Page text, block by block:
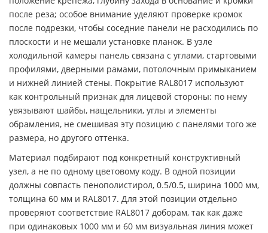
после реза; особое внимание уделяют проверке кромок
после подрезки, чтобы соседние панели не расходились по
плоскости и не мешали установке планок. В узле
холодильной камеры панель связана с углами, стартовыми
профилями, дверными рамами, потолочным примыканием
и нижней линией стены. Покрытие RAL8017 используют
как контрольный признак для лицевой стороны: по нему
увязывают шайбы, нащельники, углы и элементы
обрамления, не смешивая эту позицию с панелями того же
размера, но другого оттенка.
Материал подбирают под конкретный конструктивный
узел, а не по одному цветовому коду. В одной позиции
должны совпасть пенополистирол, 0.5/0.5, ширина 1000 мм,
толщина 60 мм и RAL8017. Для этой позиции отдельно
проверяют соответствие RAL8017 доборам, так как даже
при одинаковых 1000 мм и 60 мм визуальная линия может